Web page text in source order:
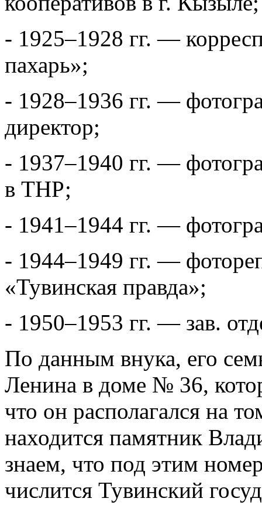
- 1925–1928 гг. —
пахарь»;
- 1928–1936 гг. —
директор;
- 1937–1940 гг. —
в ТНР;
- 1941–1944 гг. —
- 1944–1949 гг. —
«Тувинская правда»;
- 1950–1953 гг. — зав.
По данным внука, его
Ленина в доме № 36,
что он располагался на
находится памятник
знаем, что под этим
числится Тувинский